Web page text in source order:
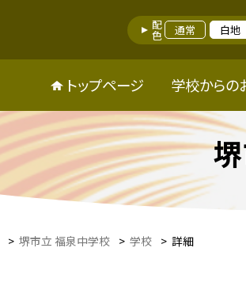
配色 通常 白地
トップページ 学校からの
> 堺市立 福泉中学校 > 学校 > 詳細